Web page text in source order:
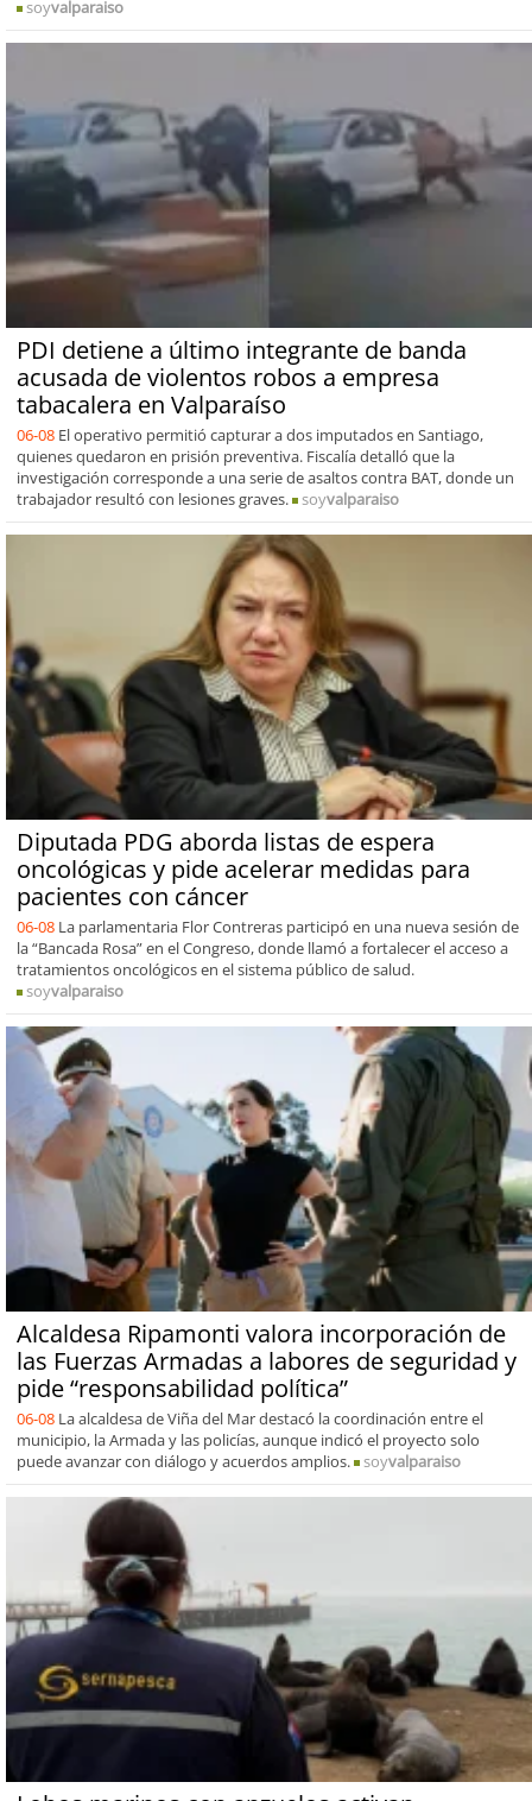
soyvalparaiso
PDI detiene a último integrante de banda
acusada de violentos robos a empresa
tabacalera en Valparaíso
06-08 El operativo permitió capturar a dos imputados en Santiago,
quienes quedaron en prisión preventiva. Fiscalía detalló que la
investigación corresponde a una serie de asaltos contra BAT, donde un
trabajador resultó con lesiones graves.
soyvalparaiso
Diputada PDG aborda listas de espera
oncológicas y pide acelerar medidas para
pacientes con cáncer
06-08 La parlamentaria Flor Contreras participó en una nueva sesión de
la “Bancada Rosa” en el Congreso, donde llamó a fortalecer el acceso a
tratamientos oncológicos en el sistema público de salud.
soyvalparaiso
Alcaldesa Ripamonti valora incorporación de
las Fuerzas Armadas a labores de seguridad y
pide “responsabilidad política”
06-08 La alcaldesa de Viña del Mar destacó la coordinación entre el
municipio, la Armada y las policías, aunque indicó el proyecto solo
puede avanzar con diálogo y acuerdos amplios.
soyvalparaiso